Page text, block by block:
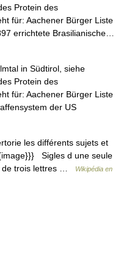
Protein des
für: Aachener Bürger Liste
errichtete Brasilianische…
in Südtirol, siehe
Protein des
für: Aachener Bürger Liste
der US
les différents sujets et
Sigles d une seule
de trois lettres …
Wikipédia en